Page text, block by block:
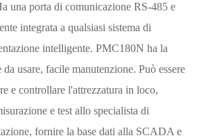
una porta di comunicazione RS-485 e
integrata a qualsiasi sistema di
intelligente. PMC180N ha la
usare, facile manutenzione. Può essere
e controllare l'attrezzatura in loco,
e test allo specialista di
fornire la base dati alla SCADA e